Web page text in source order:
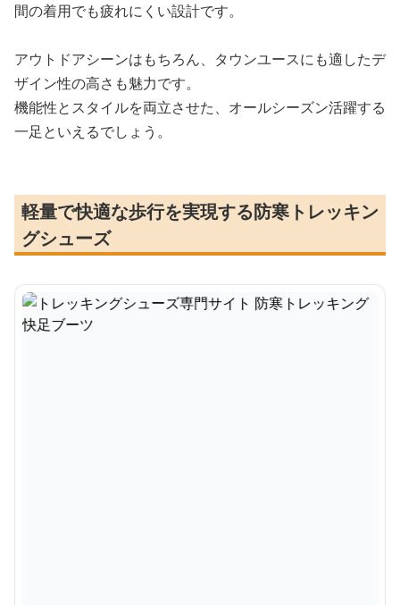
間の着用でも疲れにくい設計です。
アウトドアシーンはもちろん、タウンユースにも適したデ
ザイン性の高さも魅力です。
機能性とスタイルを両立させた、オールシーズン活躍する
一足といえるでしょう。
軽量で快適な歩行を実現する防寒トレッキン
グシューズ